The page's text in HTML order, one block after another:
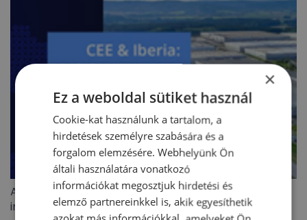
A BIEF 2026 második negyedéves ipari/logisztikai
ingatlanoiaci jelentése
×
Ez a weboldal sütiket használ
Cookie-kat használunk a tartalom, a
hirdetések személyre szabására és a
forgalom elemzésére. Webhelyünk Ön
általi használatára vonatkozó
információkat megosztjuk hirdetési és
elemző partnereinkkel is, akik egyesíthetik